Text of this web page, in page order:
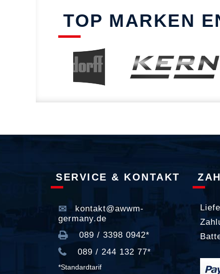
TOP MARKEN
SERVICE & KONTAKT
kontakt@awwm-
germany.de
089 / 3398 0942*
089 / 244 132 77*
*Standardtarif